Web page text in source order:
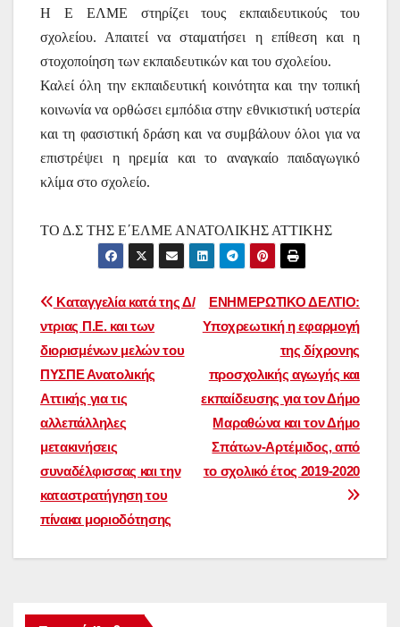
Η Ε ΕΛΜΕ στηρίζει τους εκπαιδευτικούς του
σχολείου. Απαιτεί να σταματήσει η επίθεση και η
στοχοποίηση των εκπαιδευτικών και του σχολείου.
Καλεί όλη την εκπαιδευτική κοινότητα και την τοπική
κοινωνία να ορθώσει εμπόδια στην εθνικιστική υστερία
και τη φασιστική δράση και να συμβάλουν όλοι για να
επιστρέψει η ηρεμία και το αναγκαίο παιδαγωγικό
κλίμα στο σχολείο.
ΤΟ Δ.Σ ΤΗΣ Ε΄ΕΛΜΕ ΑΝΑΤΟΛΙΚΗΣ ΑΤΤΙΚΗΣ
Πλοήγηση
άρθρων
ΕΝΗΜΕΡΩΤΙΚΟ ΔΕΛΤΙΟ:
Υποχρεωτική η εφαρμογή
της δίχρονης
προσχολικής αγωγής και
εκπαίδευσης για τον Δήμο
Μαραθώνα και τον Δήμο
Σπάτων-Αρτέμιδος, από
το σχολικό έτος 2019-2020
Καταγγελία κατά της Δ/
ντριας Π.Ε. και των
διορισμένων μελών του
ΠΥΣΠΕ Ανατολικής
Αττικής για τις
αλλεπάλληλες
μετακινήσεις
συναδέλφισσας και την
καταστρατήγηση του
πίνακα μοριοδότησης